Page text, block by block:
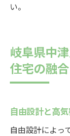
い。
岐阜県中
住宅の融合
自由設計と高
自由設計によっ